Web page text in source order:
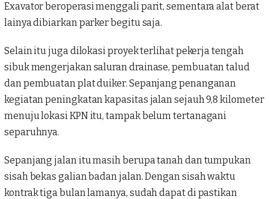
Exavator beroperasi menggali parit, sementara alat berat
lainya dibiarkan parker begitu saja.
Selain itu juga dilokasi proyek terlihat pekerja tengah
sibuk mengerjakan saluran drainase, pembuatan talud
dan pembuatan plat duiker. Sepanjang penanganan
kegiatan peningkatan kapasitas jalan sejauh 9,8 kilometer
menuju lokasi KPN itu, tampak belum tertanagani
separuhnya.
Sepanjang jalan itu masih berupa tanah dan tumpukan
sisah bekas galian badan jalan. Dengan sisah waktu
kontrak tiga bulan lamanya, sudah dapat di pastikan